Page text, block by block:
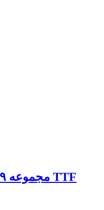
مجموعه ۱۹ فونت فانتزی گرافیکی TTF